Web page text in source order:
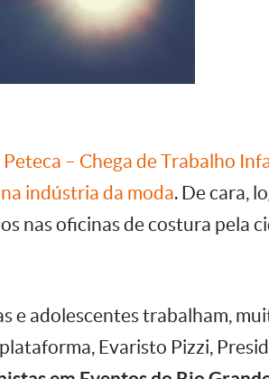
Peteca – Chega de Trabalho
indústria da moda. De cara,
nas oficinas de costura pela
e adolescentes trabalham,
Evaristo Pizzi,